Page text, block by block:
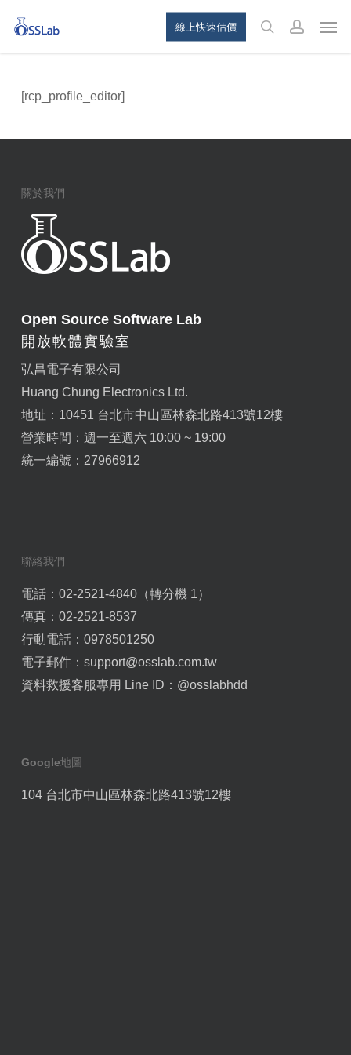
線上快速估價
searchaccount
[rcp_profile_editor]
關於我們
Open Source Software Lab
開放軟體實驗室
弘昌電子有限公司
Huang Chung Electronics Ltd.
地址：10451 台北市中山區林森北路413號12樓
營業時間：週一至週六 10:00 ~ 19:00
統一編號：27966912
聯絡我們
電話：02-2521-4840（轉分機 1）
傳真：02-2521-8537
行動電話：0978501250
電子郵件： support@osslab.com.tw
資料救援客服專用 Line ID： @osslabhdd
Google地圖
104 台北市中山區林森北路413號12樓